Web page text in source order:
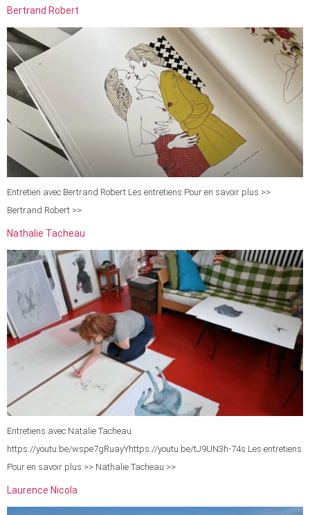
Bertrand Robert
Entretien avec Bertrand Robert Les entretiens Pour en savoir plus >>
Bertrand Robert >>
Nathalie Tacheau
Entretiens avec Natalie Tacheau
https://youtu.be/wspe7gRuayYhttps://youtu.be/tJ9UN3h-74s Les entretiens
Pour en savoir plus >> Nathalie Tacheau >>
Laurence Nicola